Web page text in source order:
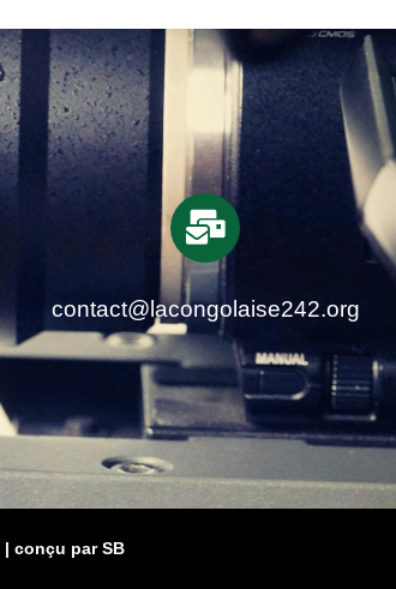
contact@lacongolaise242.org
| conçu par SB